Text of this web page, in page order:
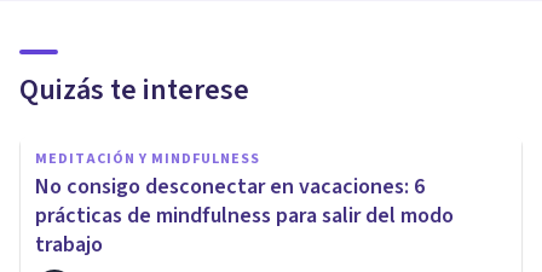
Quizás te interese
MEDITACIÓN Y MINDFULNESS
No consigo desconectar en vacaciones: 6
prácticas de mindfulness para salir del modo
trabajo